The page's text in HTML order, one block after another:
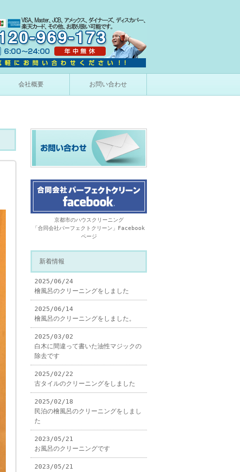
会社概要 お問い合わせ
京都市のハウスクリーニング
「合同会社パーフェクトクリーン」Facebook
ページ
新着情報
2025/06/24
檜風呂のクリーニングをしました
2025/06/14
檜風呂のクリーニングをしました。
2025/03/02
白木に間違って書いた油性マジックの
除去です
2025/02/22
古タイルのクリーニングをしました
2025/02/18
民泊の檜風呂のクリーニングをしまし
た
2023/05/21
お風呂のクリーニングです
2023/05/21